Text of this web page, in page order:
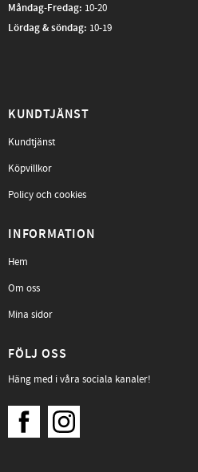
Måndag-Fredag: 10-20
Lördag & söndag: 10-19
KUNDTJÄNST
Kundtjänst
Köpvillkor
Policy och cookies
INFORMATION
Hem
Om oss
Mina sidor
FÖLJ OSS
Häng med i våra sociala kanaler!